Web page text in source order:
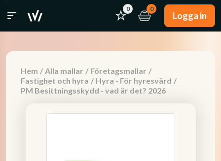
0 0
Logga in
Hem / Alla mallar / Företagsmallar /
Fastighet och hyra / Hyra - För hyresvärd /
PM Besittningsskydd - vad är det? 2026